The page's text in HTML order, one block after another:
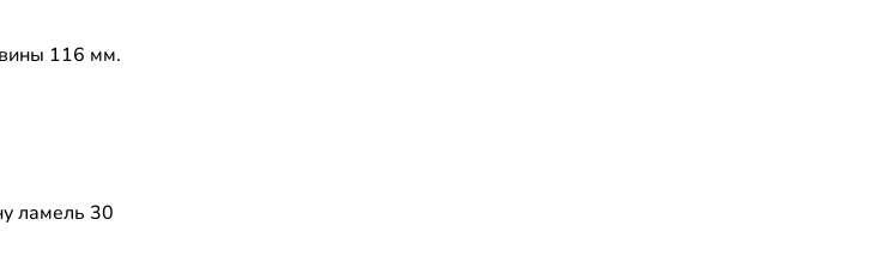
116 мм.
ламель 30